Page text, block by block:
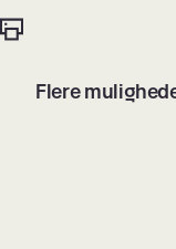
Flere